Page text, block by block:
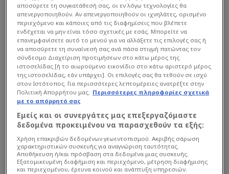
αποσύρετε τη συγκατάθεσή σας, οι εν λόγω τεχνολογίες θα
απενεργοποιηθούν. Αν απενεργοποιηθούν οι ιχνηλάτες, ορισμένο
περιεχόμενο και κάποιες από τις διαφημίσεις που βλέπετε
ενδέχεται να μην είναι τόσο σχετικές με εσάς. Μπορείτε να
επανεμφανίσετε αυτό το μενού για να αλλάξετε τις επιλογές σας ή
να αποσύρετε τη συναίνεσή σας ανά πάσα στιγμή πατώντας τον
σύνδεσμο Διαχείριση προτιμήσεων στο κάτω μέρος της
ιστοσελίδας [ή το αιωρούμενο εικονίδιο στο κάτω αριστερό μέρος
της ιστοσελίδας, εάν υπάρχει]. Οι επιλογές σας θα τεθούν σε ισχύ
στον Ιστότοπος. Για περισσότερες λεπτομέρειες ανατρέξτε στην
Πολιτική Απορρήτου μας. Περισσότερες πληροφορίες σχετικά
με το απόρρητό σας
Εμείς και οι συνεργάτες μας επεξεργαζόμαστε
δεδομένα προκειμένου να παρασχεθούν τα εξής:
Χρήση επακριβών δεδομένων γεωεντοπισμού. Ακριβής σάρωση
χαρακτηριστικών συσκευής για αναγνώριση ταυτότητας.
Αποθήκευση ή/και πρόσβαση στα δεδομένα μιας συσκευής.
Εξατομικευμένη διαφήμιση και περιεχόμενο, μέτρηση διαφήμισης
και περιεχομένου, έρευνα κοινού και ανάπτυξη υπηρεσιών.